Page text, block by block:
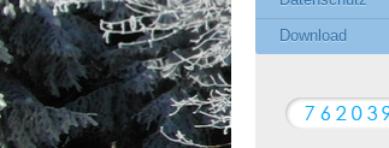
Download